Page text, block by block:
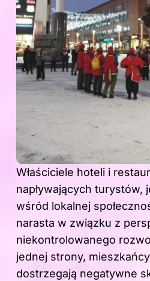
Właściciele hoteli i
napływających turystów,
wśród lokalnej
narasta w związku z
niekontrolowanego
jednej strony,
dostrzegają negatywne